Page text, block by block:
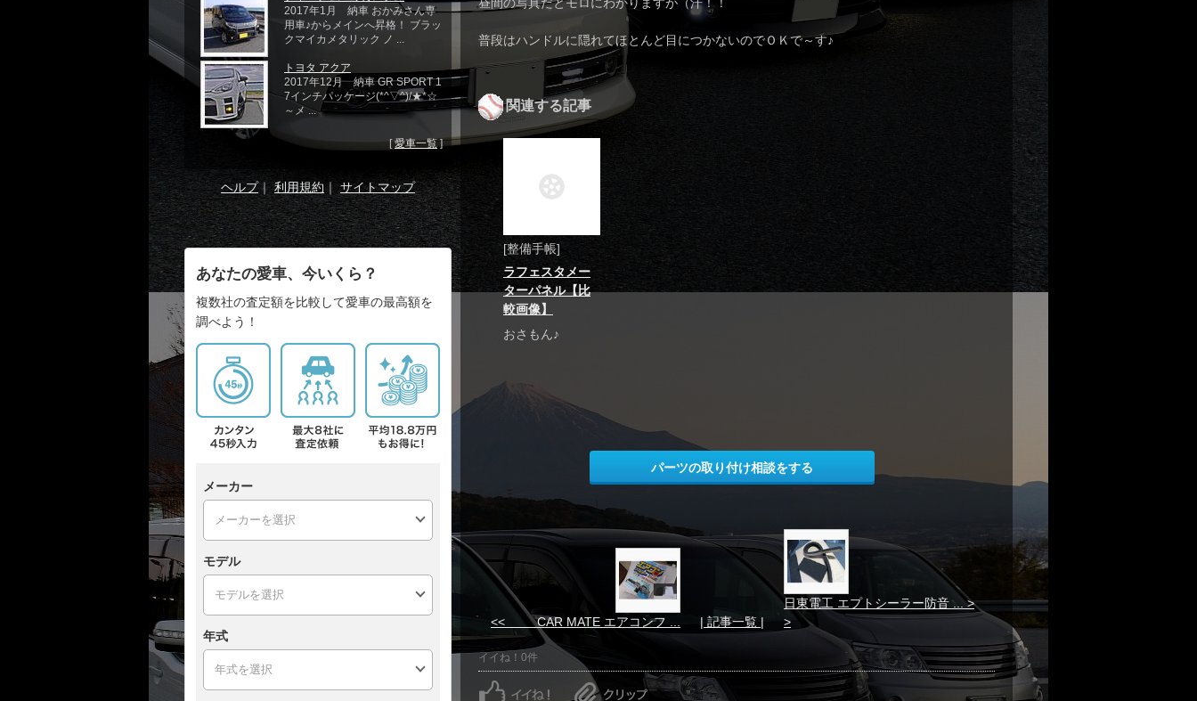
普段はハンドルに隠れてほとんど目につかないのでＯＫで～す♪
関連する記事
[整備手帳]
ラフェスタメー
ターパネル【比
較画像】
おさもん♪
パーツの取り付け相談をする
<< CAR MATE エアコンフ ... | 記事一覧 |
日東電工 エプトシーラー防音 ... >
>
イイね！0件
2017年1月 納車 おかみさん専
用車♪からメインへ昇格！ ブラッ
クマイカメタリック ノ ...
トヨタ アクア
2017年12月 納車 GR SPORT 1
7インチパッケージ(*^▽^)/★*☆
～メ ...
[愛車一覧 ]
ヘルプ｜利用規約 ｜サイトマップ
あなたの愛車、今いくら？
複数社の査定額を比較して愛車の最高額を
調べよう！
メーカー
モデル
年式